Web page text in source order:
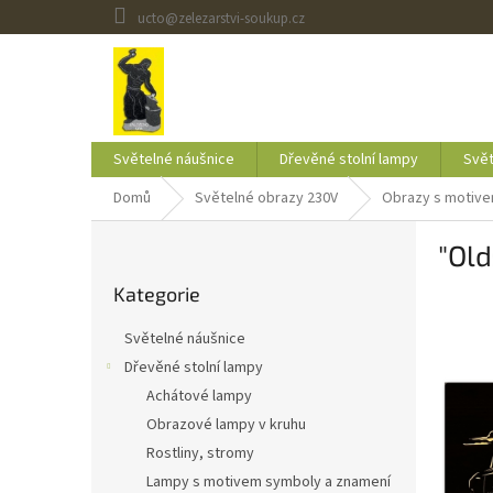
na
ucto@zelezarstvi-soukup.cz
Světelné náušnice Dřevěné stolní lampy
Domů
Světelné obrazy 230V Obrazy s
kategorie
Kategorie
Světelné náušnice
Dřevěné stolní lampy
Achátové lampy
Obrazové lampy v kruhu
Rostliny, stromy
Lampy s motivem symboly a znamení